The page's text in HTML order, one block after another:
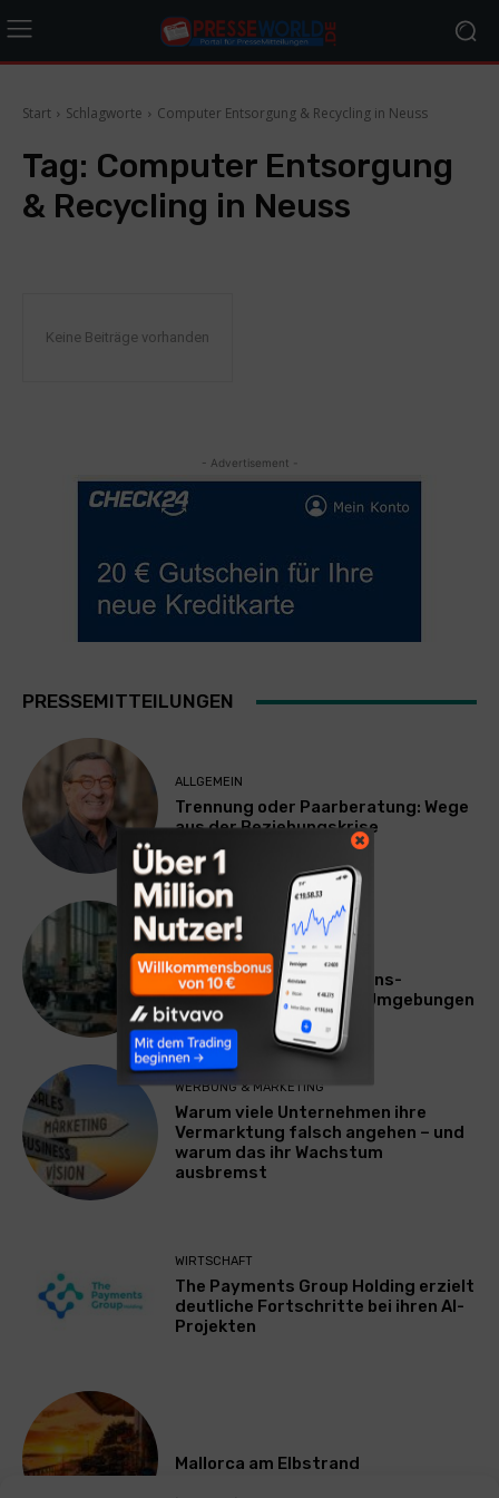
Start Schlagworte Computer Entsorgung & Recycling in Neuss
Tag: Computer Entsorgung
& Recycling in Neuss
Keine Beiträge vorhanden
- Advertisement -
PRESSEMITTEILUNGEN
ALLGEMEIN
Trennung oder Paarberatung: Wege
aus der Beziehungskrise
TECHNIK
SourcingBlox startet
CentaurNexus: Operations-
Plattform für Zscaler-Umgebungen
WERBUNG & MARKETING
Warum viele Unternehmen ihre
Vermarktung falsch angehen – und
warum das ihr Wachstum
ausbremst
WIRTSCHAFT
The Payments Group Holding erzielt
deutliche Fortschritte bei ihren AI-
Projekten
Mallorca am Elbstrand